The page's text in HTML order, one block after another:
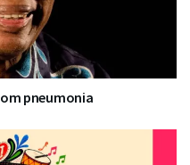
pneumonia